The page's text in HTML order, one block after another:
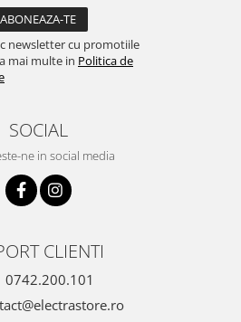
newsletter cu promotiile
mai multe in Politica de
SOCIAL
ne in social media
CLIENTI
0742.200.101